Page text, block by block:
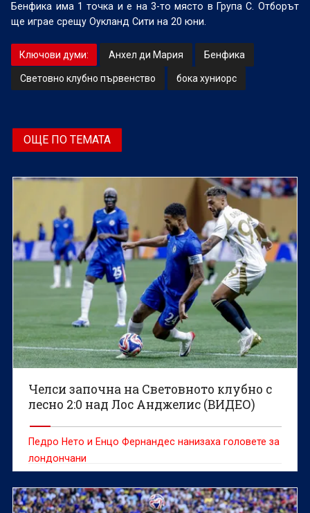
Бенфика има 1 точка и е на 3-то място в Група C. Отборът
ще играе срещу Оукланд Сити на 20 юни.
Ключови думи: Анхел ди Мария Бенфика
Световно клубно първенство бока хуниорс
ОЩЕ ПО ТЕМАТА
Челси започна на Световното клубно с
лесно 2:0 над Лос Анджелис (ВИДЕО)
Педро Нето и Енцо Фернандес нанизаха головете за
лондончани